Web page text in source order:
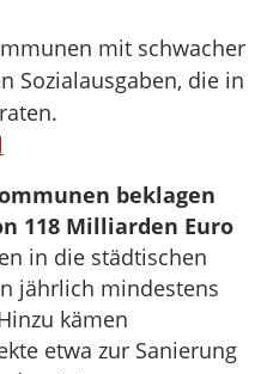
mit schwacher
Sozialausgaben, die in
beklagen
118 Milliarden Euro
in die städtischen
jährlich mindestens
kämen
etwa zur Sanierung